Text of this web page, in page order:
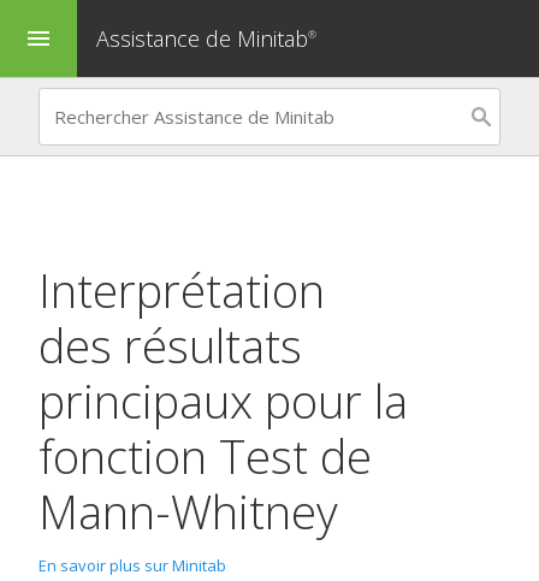
menu Assistance de Minitab®
Interprétation
des résultats
principaux pour la
fonction Test de
Mann-Whitney
En savoir plus sur Minitab